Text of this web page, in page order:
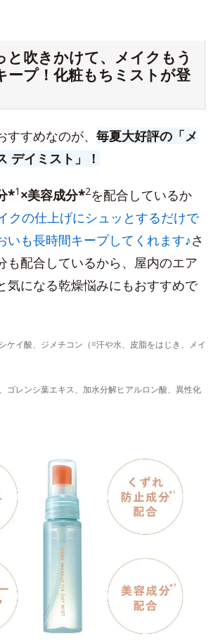
と吹きかけて、メイクもう
ープ！化粧もちミストが登
すめなのが、 毎夏大好評の「メ
デイミスト」！
*1 ×美容成分*2を配合しているか
クの仕上げにシュッとするだけで
いも長時間キープしてくれます♪さ
も配合しているから、屋内のエア
気になる乾燥悩みにもおすすめで
ケイ酸、ジメチコン（=汗や水、皮脂をはじき、メイ
ゴレンシ葉エキス、加水分解ヒアルロン酸、異性化